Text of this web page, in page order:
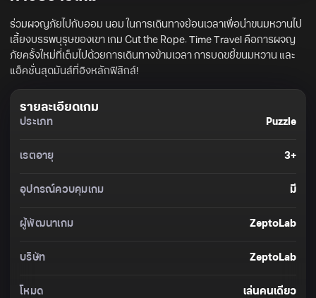
ร่วมผจญภัยไปกับออม นอม ในการเดินทางย้อนเวลาเพื่อนำขนมหวานไป
เลี้ยงบรรพบุรุษของเขา เกม Cut the Rope: Time Travel คือการผจญ
ภัยครั้งใหม่ที่เต็มไปด้วยการเดินทางข้ามเวลา การบดขยี้ขนมหวาน และ
แอ็คชั่นสุดมันส์ที่อิงหลักฟิสิกส์!
รายละเอียดเกม
ประเภท Puzzle
เรตอายุ 3+
อุปกรณ์ควบคุมเกม มี
ผู้พัฒนาเกม ZeptoLab
บริษัท ZeptoLab
โหมด เล่นคนเดียว